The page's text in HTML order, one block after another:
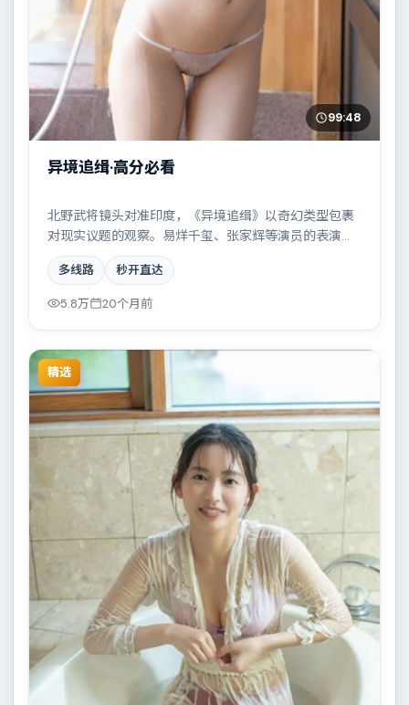
99:48
异境追缉·高分必看
北野武将镜头对准印度，《异境追缉》以奇幻类型包裹
对现实议题的观察。易烊千玺、张家辉等演员的表演层
次丰富，小人物在时代洪流中的抉择令人唏嘘。全片在
类型元素与人文关怀之间取得平衡。
多线路 秒开直达
5.8万 20个月前
精选